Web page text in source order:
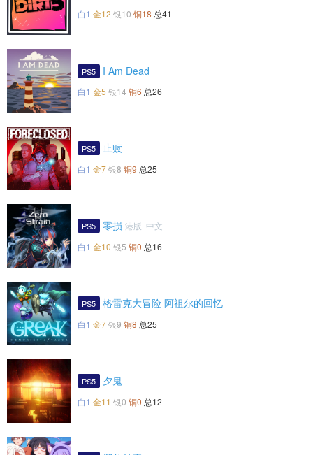
白1 金12 银10 铜18 总41
PS5 I Am Dead
白1 金5 银14 铜6 总26
PS5 止赎
白1 金7银8 铜9 总25
PS5 零损 港版 中文
白1 金10 银5 铜0 总16
PS5 格雷克大冒险 阿祖尔的回忆
白1 金7银9 铜8 总25
PS5 夕鬼
白1 金11 银0 铜0 总12